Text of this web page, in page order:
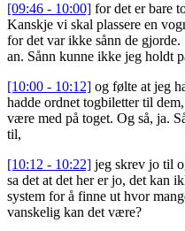
[09:46 - 10:00] for det er bare
Kanskje vi skal plassere en
for det var ikke sånn de
an. Sånn kunne ikke jeg holdt
[10:00 - 10:12] og følte at jeg
hadde ordnet togbiletter til
være med på toget. Og så, ja.
til,
[10:12 - 10:22] jeg skrev jo til
sa det at det her er jo, det kan
system for å finne ut hvor
vanskelig kan det være?